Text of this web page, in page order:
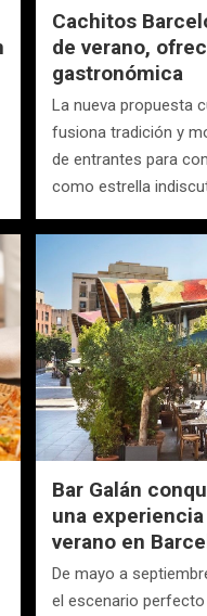
Cachitos
de verano,
gastronómica
La nueva propuesta
fusiona tradición y
de entrantes para
como estrella
Bar Galán
una
verano en
De mayo a
el escenario